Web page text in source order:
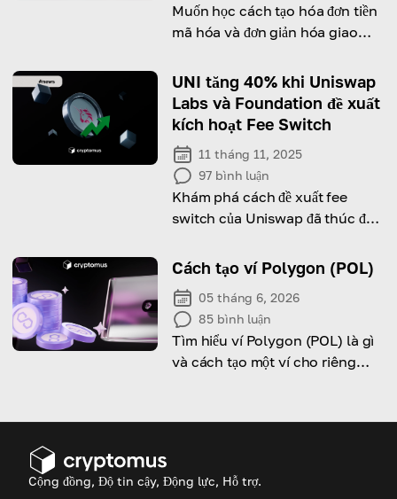
Muốn học cách tạo hóa đơn tiền
mã hóa và đơn giản hóa giao
UNI tăng 40% khi Uniswap
Labs và Foundation đề xuất
kích hoạt Fee Switch
11 tháng 11, 2025
97 bình luận
Khám phá cách đề xuất fee
switch của Uniswap đã thúc đẩy
định hình lại tokenomics của nó.
Cách tạo ví Polygon (POL)
05 tháng 6, 2026
85 bình luận
Tìm hiểu ví Polygon (POL) là gì
và cách tạo một ví cho riêng
Cộng đồng, Độ tin cậy, Động lực, Hỗ trợ.